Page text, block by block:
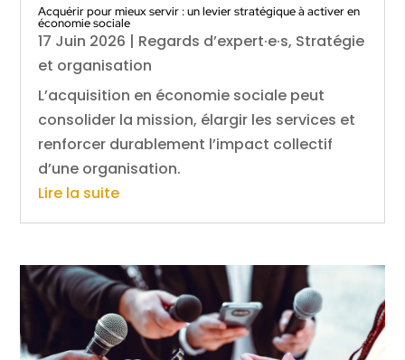
Acquérir pour mieux servir : un levier stratégique à activer en
économie sociale
17 Juin 2026 | Regards d’expert·e·s, Stratégie
et organisation
L’acquisition en économie sociale peut
consolider la mission, élargir les services et
renforcer durablement l’impact collectif
d’une organisation.
Lire la suite